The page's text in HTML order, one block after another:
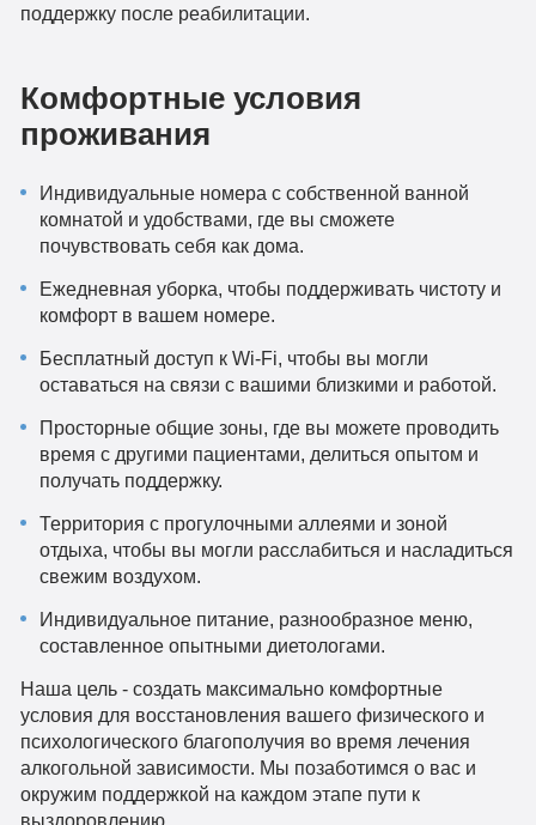
поддержку после реабилитации.
Комфортные условия
проживания
Индивидуальные номера с собственной ванной
комнатой и удобствами, где вы сможете
почувствовать себя как дома.
Ежедневная уборка, чтобы поддерживать чистоту и
комфорт в вашем номере.
Бесплатный доступ к Wi-Fi, чтобы вы могли
оставаться на связи с вашими близкими и работой.
Просторные общие зоны, где вы можете проводить
время с другими пациентами, делиться опытом и
получать поддержку.
Территория с прогулочными аллеями и зоной
отдыха, чтобы вы могли расслабиться и насладиться
свежим воздухом.
Индивидуальное питание, разнообразное меню,
составленное опытными диетологами.
Наша цель - создать максимально комфортные
условия для восстановления вашего физического и
психологического благополучия во время лечения
алкогольной зависимости. Мы позаботимся о вас и
окружим поддержкой на каждом этапе пути к
выздоровлению.